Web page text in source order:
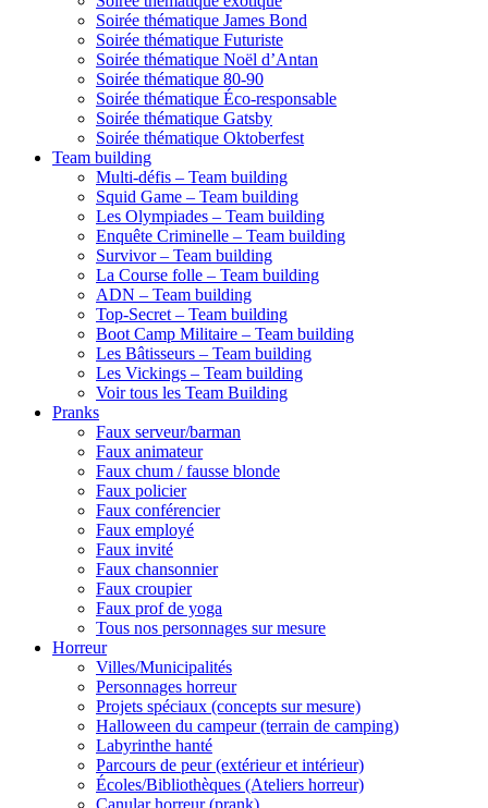
Soirée thématique James Bond
Soirée thématique Futuriste
Soirée thématique Noël d’Antan
Soirée thématique 80-90
Soirée thématique Éco-responsable
Soirée thématique Gatsby
Soirée thématique Oktoberfest
Team building
Multi-défis – Team building
Squid Game – Team building
Les Olympiades – Team building
Enquête Criminelle – Team building
Survivor – Team building
La Course folle – Team building
ADN – Team building
Top-Secret – Team building
Boot Camp Militaire – Team building
Les Bâtisseurs – Team building
Les Vickings – Team building
Voir tous les Team Building
Pranks
Faux serveur/barman
Faux animateur
Faux chum / fausse blonde
Faux policier
Faux conférencier
Faux employé
Faux invité
Faux chansonnier
Faux croupier
Faux prof de yoga
Tous nos personnages sur mesure
Horreur
Villes/Municipalités
Personnages horreur
Projets spéciaux (concepts sur mesure)
Halloween du campeur (terrain de camping)
Labyrinthe hanté
Parcours de peur (extérieur et intérieur)
Écoles/Bibliothèques (Ateliers horreur)